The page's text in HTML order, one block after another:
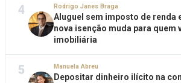
4 Rodrigo Janes Braga
Aluguel sem imposto de renda
nova isenção muda para quem
imobiliária
5 Manuela Abreu
Depositar dinheiro ilícito na